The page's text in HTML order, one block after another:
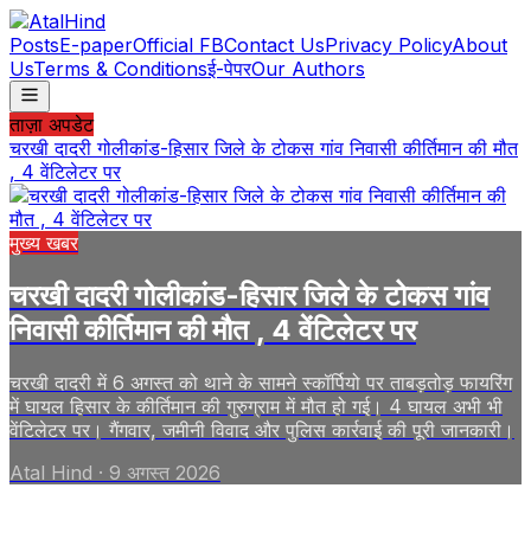
PostsE-paperOfficial FBContact UsPrivacy PolicyAbout
UsTerms & Conditionsई-पेपरOur Authors
ताज़ा अपडेट
चरखी दादरी गोलीकांड-हिसार जिले के टोकस गांव निवासी कीर्तिमान की मौत
, 4 वेंटिलेटर पर
मुख्य खबर
चरखी दादरी गोलीकांड-हिसार जिले के टोकस गांव
निवासी कीर्तिमान की मौत , 4 वेंटिलेटर पर
चरखी दादरी में 6 अगस्त को थाने के सामने स्कॉर्पियो पर ताबड़तोड़ फायरिंग
में घायल हिसार के कीर्तिमान की गुरुग्राम में मौत हो गई। 4 घायल अभी भी
वेंटिलेटर पर। गैंगवार, जमीनी विवाद और पुलिस कार्रवाई की पूरी जानकारी।
Atal Hind · 9 अगस्त 2026